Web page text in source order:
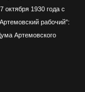
1930 года с
рабочий":
Артемовского